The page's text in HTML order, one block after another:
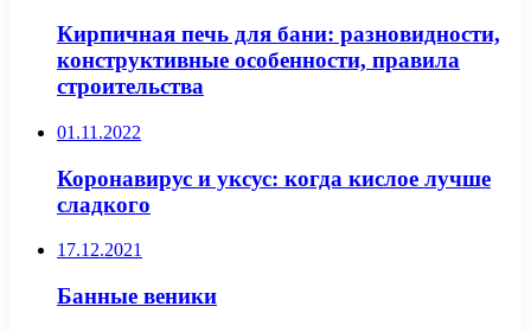
Кирпичная печь для бани: разновидности,
конструктивные особенности, правила
строительства
01.11.2022
Коронавирус и уксус: когда кислое лучше
сладкого
17.12.2021
Банные веники